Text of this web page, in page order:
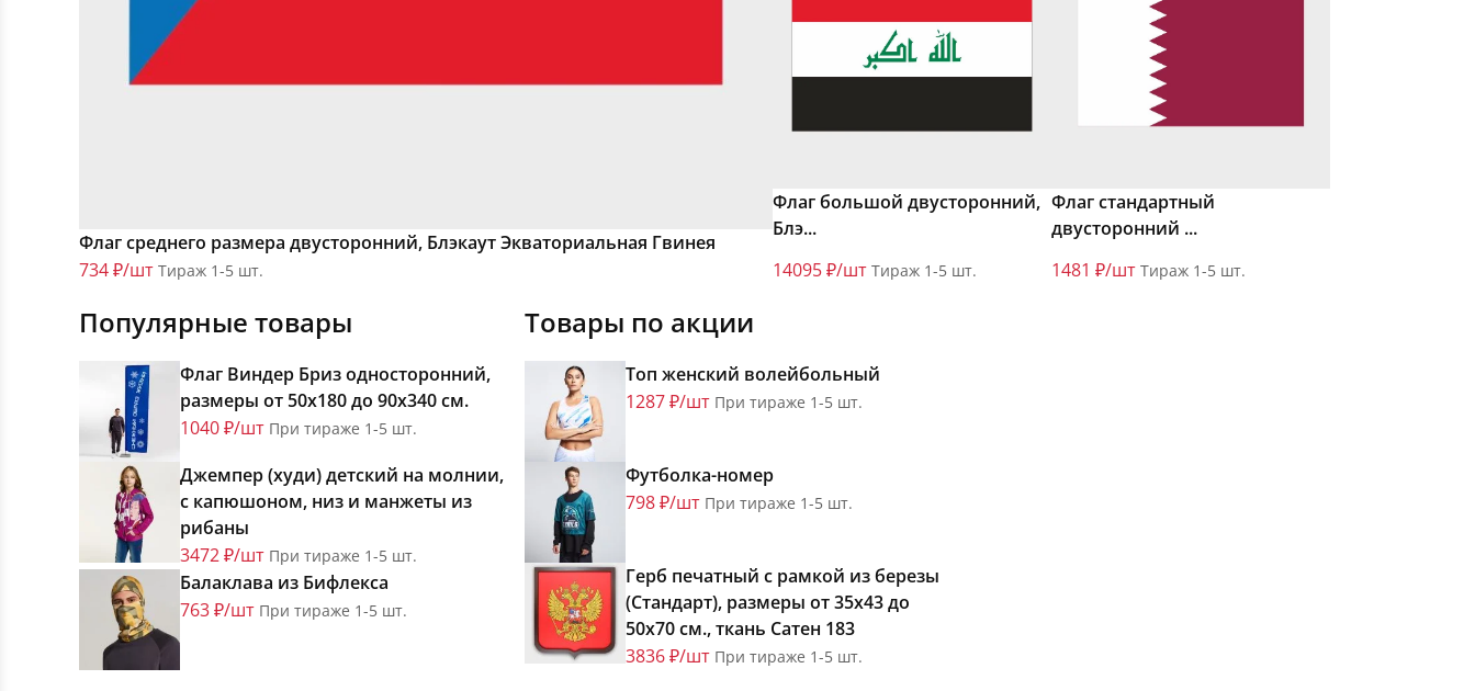
Флаг среднего размера двусторонний, Блэкаут Экваториальная Гвинея
734 ₽/шт Тираж 1-5 шт.
Флаг большой двусторонний,
Блэ...
14095 ₽/шт Тираж 1-5 шт.
Флаг стандартный
двусторонний ...
1481 ₽/шт Тираж 1-5 шт.
Популярные товары
Флаг Виндер Бриз односторонний,
размеры от 50х180 до 90х340 см.
1040 ₽/шт При тираже 1-5 шт.
Джемпер (худи) детский на молнии,
с капюшоном, низ и манжеты из
рибаны
3472 ₽/шт При тираже 1-5 шт.
Балаклава из Бифлекса
763 ₽/шт При тираже 1-5 шт.
Товары по акции
Топ женский волейбольный
1287 ₽/шт При тираже 1-5 шт.
Футболка-номер
798 ₽/шт При тираже 1-5 шт.
Герб печатный с рамкой из березы
(Стандарт), размеры от 35х43 до
50х70 см., ткань Сатен 183
3836 ₽/шт При тираже 1-5 шт.